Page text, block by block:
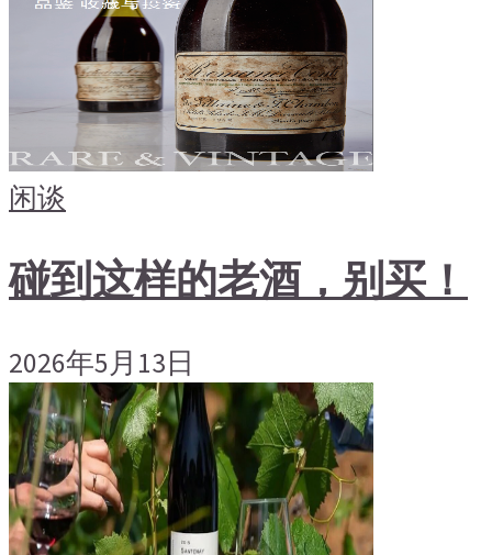
闲谈
碰到这样的老酒，别买！
2026年5月13日